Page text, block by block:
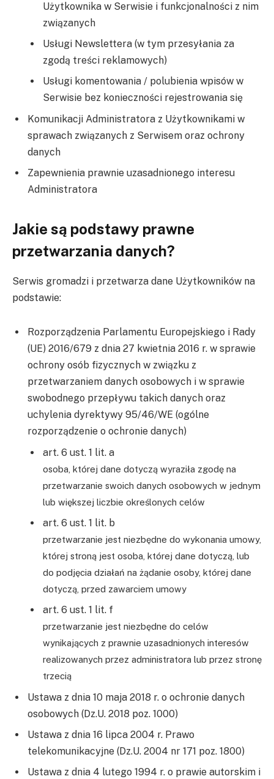
Użytkownika w Serwisie i funkcjonalności z nim
związanych
Usługi Newslettera (w tym przesyłania za
zgodą treści reklamowych)
Usługi komentowania / polubienia wpisów w
Serwisie bez konieczności rejestrowania się
Komunikacji Administratora z Użytkownikami w
sprawach związanych z Serwisem oraz ochrony
danych
Zapewnienia prawnie uzasadnionego interesu
Administratora
Jakie są podstawy prawne
przetwarzania danych?
Serwis gromadzi i przetwarza dane Użytkowników na
podstawie:
Rozporządzenia Parlamentu Europejskiego i Rady
(UE) 2016/679 z dnia 27 kwietnia 2016 r. w sprawie
ochrony osób fizycznych w związku z
przetwarzaniem danych osobowych i w sprawie
swobodnego przepływu takich danych oraz
uchylenia dyrektywy 95/46/WE (ogólne
rozporządzenie o ochronie danych)
art. 6 ust. 1 lit. a
osoba, której dane dotyczą wyraziła zgodę na
przetwarzanie swoich danych osobowych w jednym
lub większej liczbie określonych celów
art. 6 ust. 1 lit. b
przetwarzanie jest niezbędne do wykonania umowy,
której stroną jest osoba, której dane dotyczą, lub
do podjęcia działań na żądanie osoby, której dane
dotyczą, przed zawarciem umowy
art. 6 ust. 1 lit. f
przetwarzanie jest niezbędne do celów
wynikających z prawnie uzasadnionych interesów
realizowanych przez administratora lub przez stronę
trzecią
Ustawa z dnia 10 maja 2018 r. o ochronie danych
osobowych (Dz.U. 2018 poz. 1000)
Ustawa z dnia 16 lipca 2004 r. Prawo
telekomunikacyjne (Dz.U. 2004 nr 171 poz. 1800)
Ustawa z dnia 4 lutego 1994 r. o prawie autorskim i